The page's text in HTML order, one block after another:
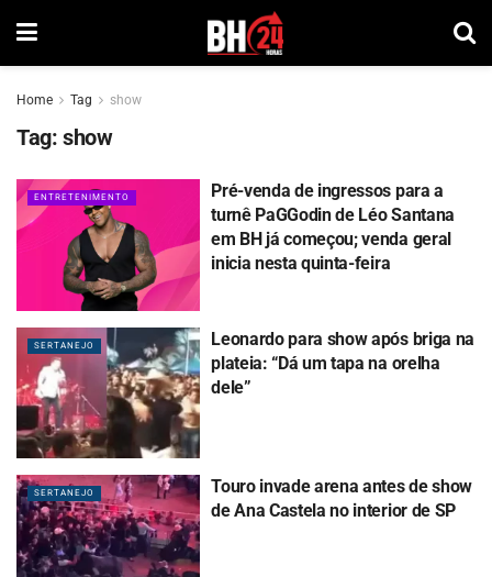
Home Tag show
Tag: show
ENTRETENIMENTO
Pré-venda de ingressos para a
turnê PaGGodin de Léo Santana
em BH já começou; venda geral
inicia nesta quinta-feira
SERTANEJO
Leonardo para show após briga na
plateia: “Dá um tapa na orelha
dele”
SERTANEJO
Touro invade arena antes de show
de Ana Castela no interior de SP